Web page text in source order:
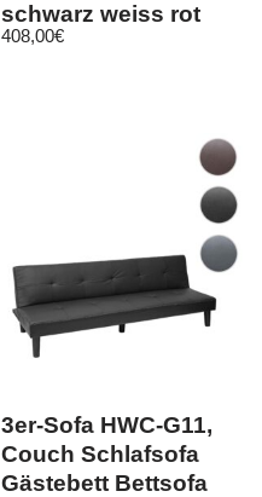
schwarz weiss rot
emoebel24
408,00€
3er-Sofa HWC-G11,
Couch Schlafsofa
Gästebett Bettsofa